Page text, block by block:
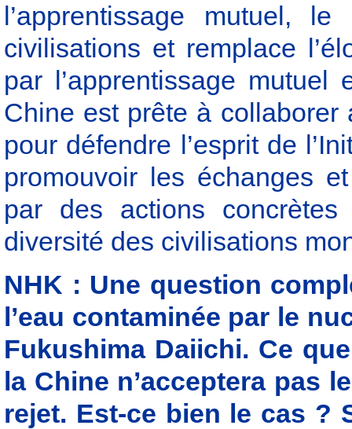
l’apprentissage mutuel,
civilisations et remplace
par l’apprentissage
Chine est prête à collaborer
pour défendre l’esprit de
promouvoir les échanges
par des actions
diversité des civilisations
NHK : Une question
l’eau contaminée par le
Fukushima Daiichi. Ce
la Chine n’acceptera pas
rejet. Est-ce bien le cas ?